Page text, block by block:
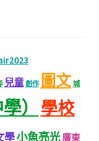
兒童 創作 圖文 城
）
學校
學小魚亮光廣東